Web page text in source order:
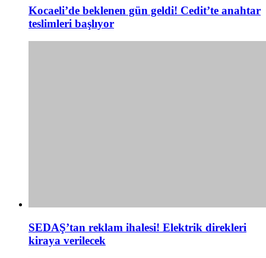
Kocaeli’de beklenen gün geldi! Cedit’te anahtar
teslimleri başlıyor
SEDAŞ’tan reklam ihalesi! Elektrik direkleri
kiraya verilecek